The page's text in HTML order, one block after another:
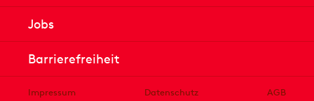
Jobs
Barrierefreiheit
Impressum Datenschutz AGB